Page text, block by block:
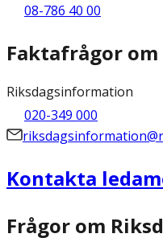
08-786 40 00
Faktafrågor om
Riksdagsinformation
020-349 000
Kontakta
Frågor om